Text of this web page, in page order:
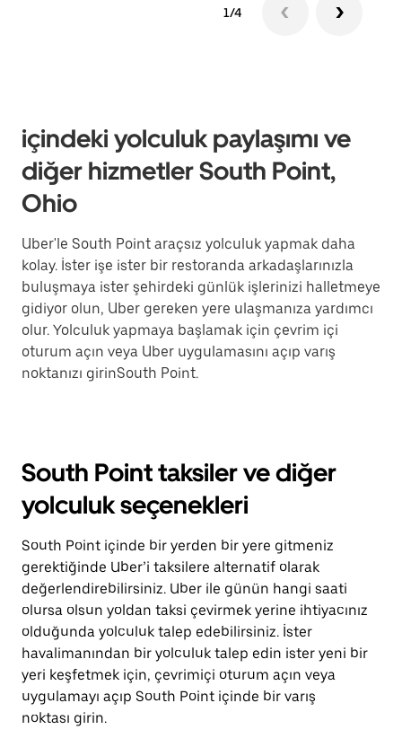
1/4
içindeki yolculuk paylaşımı ve
diğer hizmetler South Point,
Ohio
Uber'le South Point araçsız yolculuk yapmak daha
kolay. İster işe ister bir restoranda arkadaşlarınızla
buluşmaya ister şehirdeki günlük işlerinizi halletmeye
gidiyor olun, Uber gereken yere ulaşmanıza yardımcı
olur. Yolculuk yapmaya başlamak için çevrim içi
oturum açın veya Uber uygulamasını açıp varış
noktanızı girinSouth Point.
South Point taksiler ve diğer
yolculuk seçenekleri
South Point içinde bir yerden bir yere gitmeniz
gerektiğinde Uber’i taksilere alternatif olarak
değerlendirebilirsiniz. Uber ile günün hangi saati
olursa olsun yoldan taksi çevirmek yerine ihtiyacınız
olduğunda yolculuk talep edebilirsiniz. İster
havalimanından bir yolculuk talep edin ister yeni bir
yeri keşfetmek için, çevrimiçi oturum açın veya
uygulamayı açıp South Point içinde bir varış
noktası girin.